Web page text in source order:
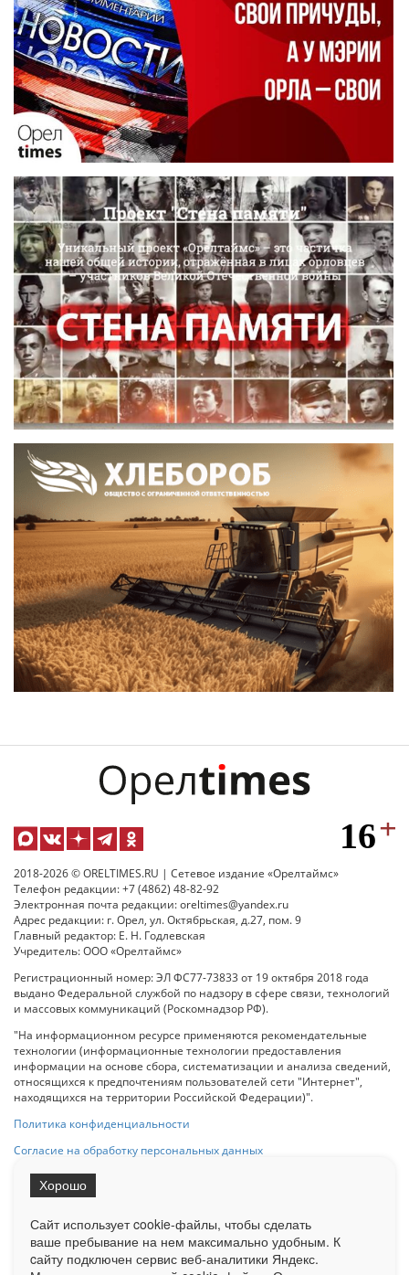
2018-2026 © ORELTIMES.RU | Сетевое издание «Орелтаймс»
Телефон редакции: +7 (4862) 48-82-92
Электронная почта редакции: oreltimes@yandex.ru
Адрес редакции: г. Орел, ул. Октябрьская, д.27, пом. 9
Главный редактор: Е. Н. Годлевская
Учредитель: ООО «Орелтаймс»
Регистрационный номер: ЭЛ ФС77-73833 от 19 октября 2018 года
выдано Федеральной службой по надзору в сфере связи, технологий
и массовых коммуникаций (Роскомнадзор РФ).
"На информационном ресурсе применяются рекомендательные
технологии (информационные технологии предоставления
информации на основе сбора, систематизации и анализа сведений,
относящихся к предпочтениям пользователей сети "Интернет",
находящихся на территории Российской Федерации)".
Политика конфиденциальности
Согласие на обработку персональных данных
на Сетевое издание «ОрелТаймс» обязательна.
Ограниченная статистика посещаемости доступна на сайте
Сайт использует cookie-файлы, чтобы сделать
ваше пребывание на нем максимально удобным. К
cайту подключен сервис веб-аналитики Яндекс.
Хорошо